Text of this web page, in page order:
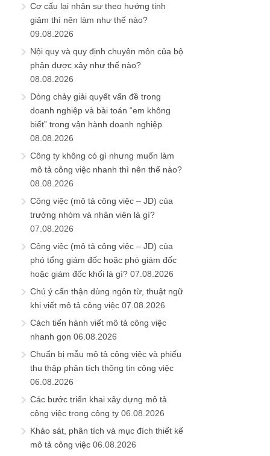
Cơ cấu lại nhân sự theo hướng tinh
giảm thì nên làm như thế nào?
09.08.2026
Nội quy và quy định chuyên môn của bộ
phận được xây như thế nào?
08.08.2026
Dòng chảy giải quyết vấn đề trong
doanh nghiệp và bài toán “em không
biết” trong vận hành doanh nghiệp
08.08.2026
Công ty không có gì nhưng muốn làm
mô tả công việc nhanh thì nên thế nào?
08.08.2026
Công việc (mô tả công việc – JD) của
trưởng nhóm và nhân viên là gì?
07.08.2026
Công việc (mô tả công việc – JD) của
phó tổng giám đốc hoặc phó giám đốc
hoặc giám đốc khối là gì? 07.08.2026
Chú ý cẩn thận dùng ngôn từ, thuật ngữ
khi viết mô tả công việc 07.08.2026
Cách tiến hành viết mô tả công việc
nhanh gọn 06.08.2026
Chuẩn bị mẫu mô tả công việc và phiếu
thu thập phân tích thông tin công việc
06.08.2026
Các bước triển khai xây dựng mô tả
công việc trong công ty 06.08.2026
Khảo sát, phân tích và mục đích thiết kế
mô tả công việc 06.08.2026